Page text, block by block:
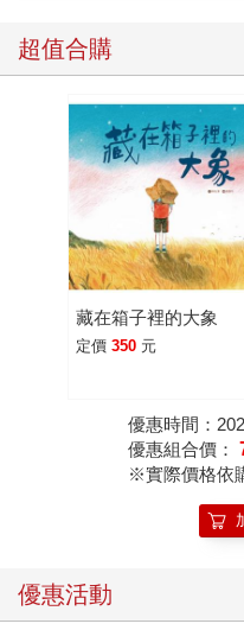
少，而且單一，只會說「
一個自閉的孩子，身邊的
無，是很奇妙的存在。大
樣貌，彷彿Lin只要鑽入一
由自在！他們去了哪裡？
的畫面，開啟各種想像：
麗祕境；隨著一輛公車，
飛向闃寂無聲的遼闊天際
安靜靜趴在遠方，猶如一
換，像是領著讀者搭上雲
像是看了一場微電影的感
顯著的光影呈現，有平視
小至大的場景轉換。」 在
界是綺麗精采的。孩子也
我們難以想像的精采，黃
間，以及與大象自在相處
超值合購
藏在箱子裡的大象
定價 350 元
優惠時間：
優惠組合價：
※實際價格依
優惠活動